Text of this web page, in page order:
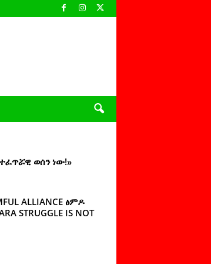
ወሰን ነው!»
ALLIANCE ፅምዶ
STRUGGLE IS NOT